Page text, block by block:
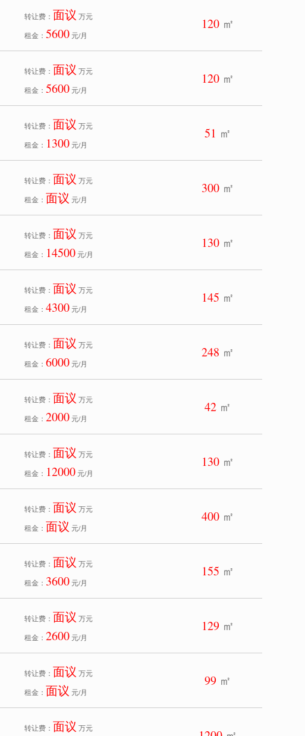
转让费： 面议 万元
租金： 5600 元/月
120㎡
转让费： 面议 万元
租金： 5600 元/月
120㎡
转让费： 面议 万元
租金： 1300 元/月
51 ㎡
转让费： 面议 万元
租金： 面议 元/月
300㎡
转让费： 面议 万元
租金： 14500 元/月
130㎡
转让费： 面议 万元
租金： 4300 元/月
145 ㎡
转让费： 面议 万元
租金： 6000 元/月
248 ㎡
转让费： 面议 万元
租金： 2000 元/月
42㎡
转让费： 面议 万元
租金： 12000 元/月
130㎡
转让费： 面议 万元
租金： 面议 元/月
400㎡
转让费： 面议 万元
租金： 3600 元/月
155 ㎡
转让费： 面议 万元
租金： 2600 元/月
129㎡
转让费： 面议 万元
租金： 面议 元/月
99㎡
转让费： 面议 万元